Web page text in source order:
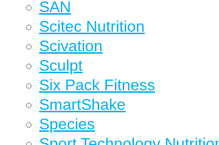
SAN
Scitec Nutrition
Scivation
Sculpt
Six Pack Fitness
SmartShake
Species